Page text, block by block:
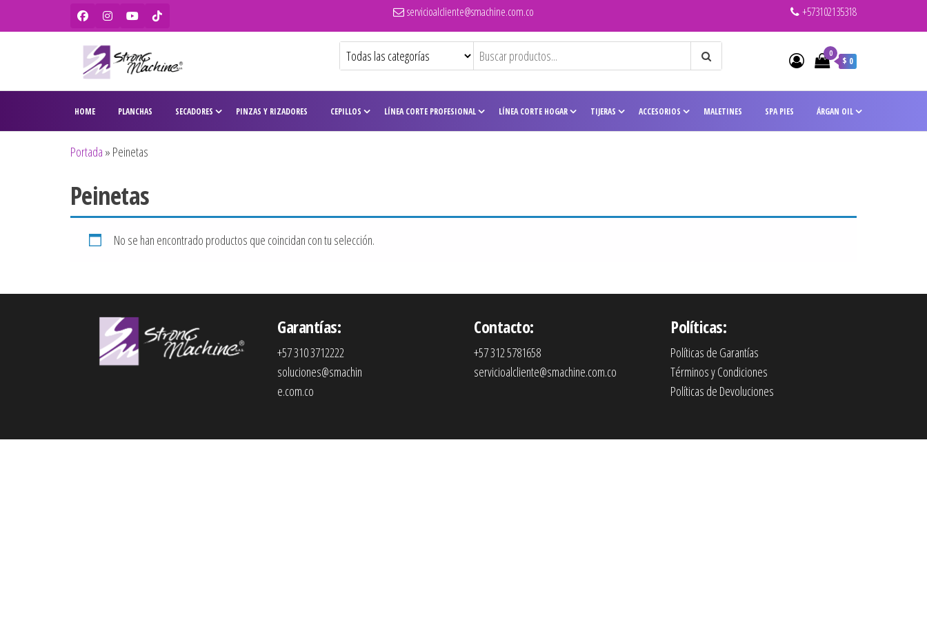
servicioalcliente@smachine.com.co +573102135318
Strong
Machine –
BaBylissPRO
– WAHL –
Garden
planchas,
rizadores,
maquinas
tijeras,
cepillos y
originales
0
$ 0
HOME PLANCHAS SECADORES PINZAS Y RIZADORES CEPILLOS LÍNEA CORTE PROFESIONAL LÍNEA CORTE HOGAR TIJERAS ACCESORIOS MALETINES SPA PIES ÁRGAN OIL
Portada » Peinetas
Peinetas
No se han encontrado productos que coincidan con tu selección.
Garantías:
+57 310 3712222
soluciones@smachin
e.com.co
Contacto:
+57 312 5781658
servicioalcliente@smachine.com.co
Políticas:
Políticas de Garantías
Términos y Condiciones
Políticas de Devoluciones